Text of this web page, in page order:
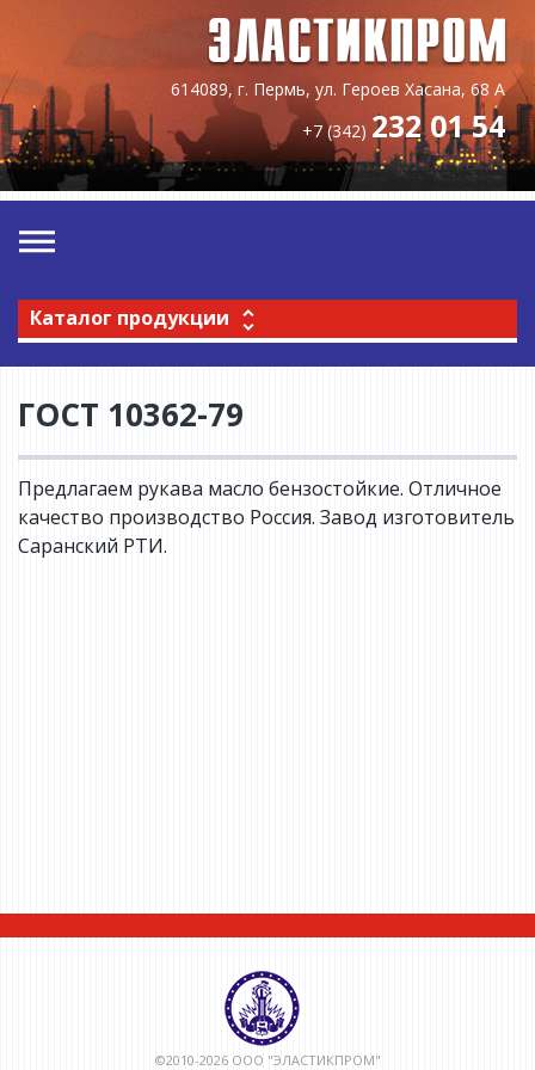
614089, г. Пермь, ул. Героев Хасана, 68 А
+7 (342) 232 01 54
Каталог продукции
ГОСТ 10362-79
Предлагаем рукава масло бензостойкие. Отличное
качество производство Россия. Завод изготовитель
Саранский РТИ.
©2010-2026 ООО "ЭЛАСТИКПРОМ"